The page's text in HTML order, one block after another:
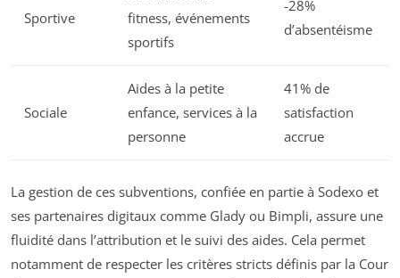
Sportive
fitness, événements
sportifs
-28%
d’absentéisme
Sociale
Aides à la petite
enfance, services à la
personne
41% de
satisfaction
accrue
La gestion de ces subventions, confiée en partie à Sodexo et
ses partenaires digitaux comme Glady ou Bimpli, assure une
fluidité dans l’attribution et le suivi des aides. Cela permet
notamment de respecter les critères stricts définis par la Cour